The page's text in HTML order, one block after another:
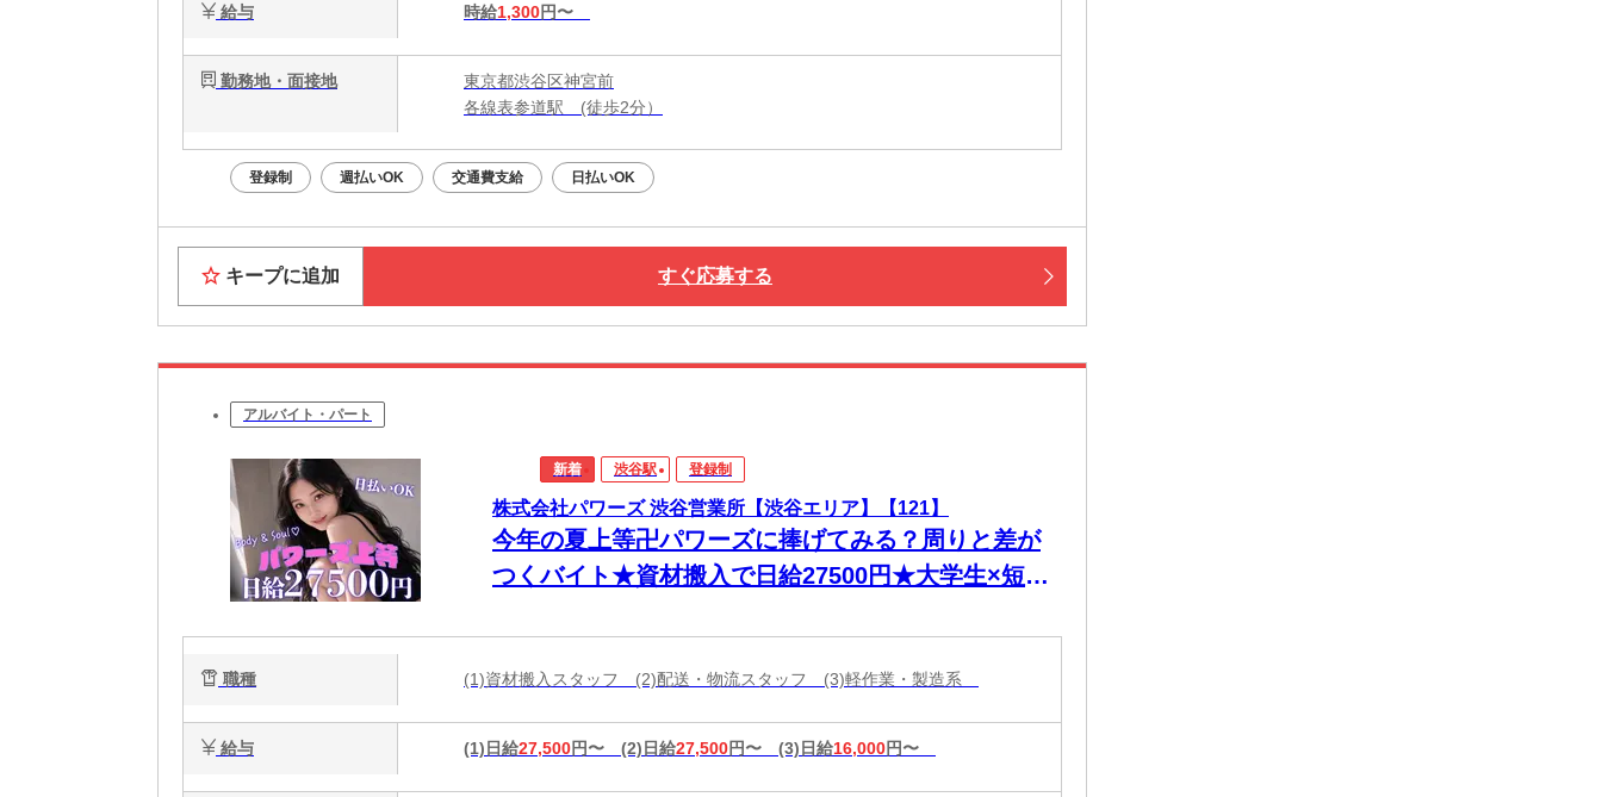
給与 時給1,300円〜
勤務地・面接地
東京都渋谷区神宮前
各線表参道駅 (徒歩2分）
登録制 週払いOK 交通費支給 日払いOK
キープに追加 すぐ応募する
アルバイト・パート
新着 渋谷駅 登録制
株式会社パワーズ 渋谷営業所【渋谷エリア】【121】
今年の夏上等卍パワーズに捧げてみる？周りと差が
つくバイト★資材搬入で日給27500円★大学生×短期
職種 (1)資材搬入スタッフ (2)配送・物流スタッフ (3)軽作業・製造系
給与 (1)日給27,500円〜 (2)日給27,500円〜 (3)日給16,000円〜